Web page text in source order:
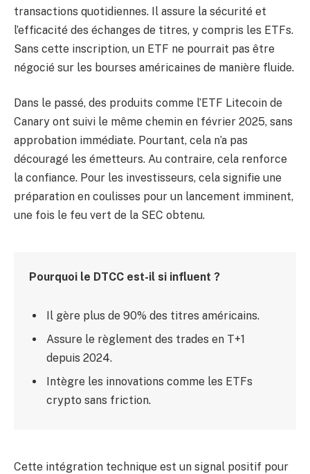
transactions quotidiennes. Il assure la sécurité et
l’efficacité des échanges de titres, y compris les ETFs.
Sans cette inscription, un ETF ne pourrait pas être
négocié sur les bourses américaines de manière fluide.
Dans le passé, des produits comme l’ETF Litecoin de
Canary ont suivi le même chemin en février 2025, sans
approbation immédiate. Pourtant, cela n’a pas
découragé les émetteurs. Au contraire, cela renforce
la confiance. Pour les investisseurs, cela signifie une
préparation en coulisses pour un lancement imminent,
une fois le feu vert de la SEC obtenu.
Pourquoi le DTCC est-il si influent ?
Il gère plus de 90% des titres américains.
Assure le règlement des trades en T+1
depuis 2024.
Intègre les innovations comme les ETFs
crypto sans friction.
Cette intégration technique est un signal positif pour